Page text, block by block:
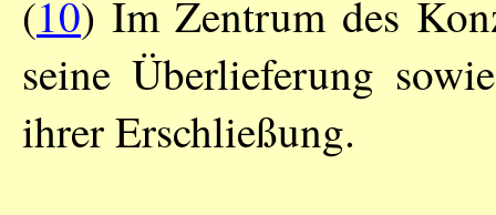
(10) Im Zentrum des
seine Überlieferung
ihrer Erschließung.